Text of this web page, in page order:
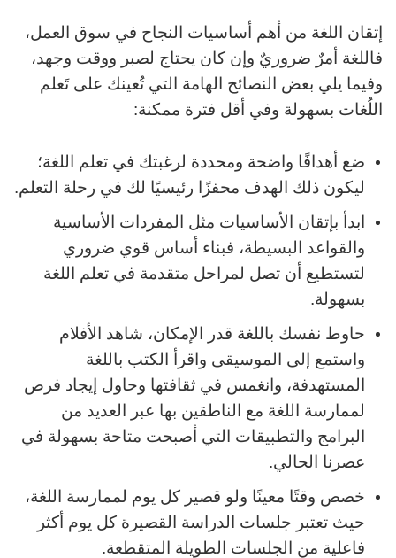
إتقان اللغة من أهم أساسيات النجاح في سوق العمل،
فاللغة أمرٌ ضروريٌ وإن كان يحتاج لصبر ووقت وجهد،
وفيما يلي بعض النصائح الهامة التي تُعينك على تَعلم
اللُغات بسهولة وفي أقل فترة ممكنة:
ضع أهدافًا واضحة ومحددة لرغبتك في تعلم اللغة؛
ليكون ذلك الهدف محفزًا رئيسيًا لك في رحلة التعلم.
ابدأ بإتقان الأساسيات مثل المفردات الأساسية
والقواعد البسيطة، فبناء أساس قوي ضروري
لتستطيع أن تصل لمراحل متقدمة في تعلم اللغة
بسهولة.
حاوط نفسك باللغة قدر الإمكان، شاهد الأفلام
واستمع إلى الموسيقى واقرأ الكتب باللغة
المستهدفة، وانغمس في ثقافتها وحاول إيجاد فرص
لممارسة اللغة مع الناطقين بها عبر العديد من
البرامج والتطبيقات التي أصبحت متاحة بسهولة في
عصرنا الحالي.
خصص وقتًا معينًا ولو قصير كل يوم لممارسة اللغة،
حيث تعتبر جلسات الدراسة القصيرة كل يوم أكثر
فاعلية من الجلسات الطويلة المتقطعة.